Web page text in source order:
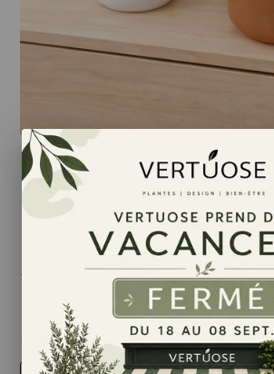
16,50 $
taille